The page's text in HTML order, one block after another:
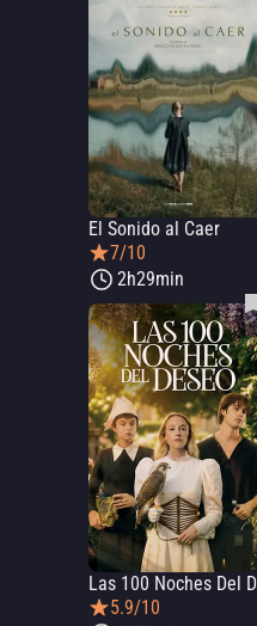
El Sonido al Caer
7/10
2h29min
5.9/10